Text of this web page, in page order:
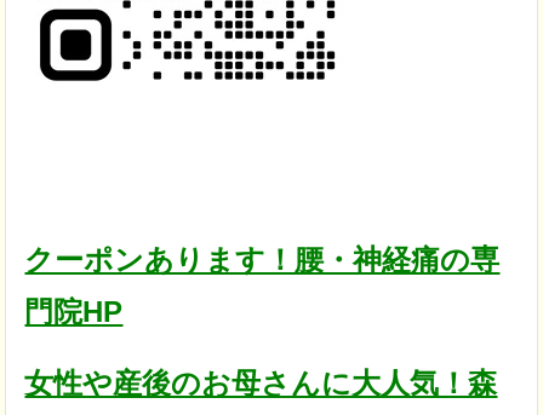
クーポンあります！腰・神経痛の専
門院HP
女性や産後のお母さんに大人気！森